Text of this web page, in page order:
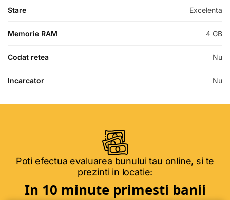
Stare Excelenta
Memorie RAM 4 GB
Codat retea Nu
Incarcator Nu
Poti efectua evaluarea bunului tau online, si te
prezinti in locatie:
In 10 minute primesti banii